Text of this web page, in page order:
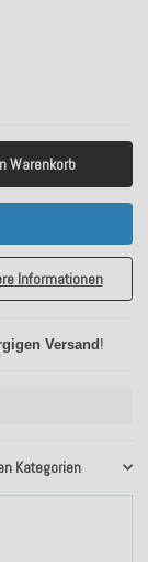
Kategorien
Warenkorb
Informationen
Versand !